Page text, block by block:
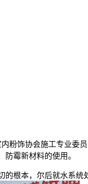
粉饰协会施工专业委
霉新材料的使用。
本，尔后就水系统